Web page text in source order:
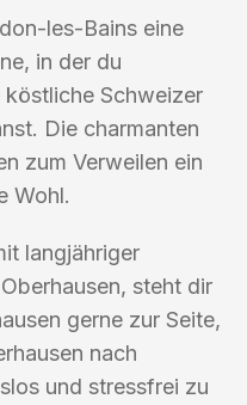
les-Bains eine
in der du
Schweizer
Die charmanten
zum Verweilen ein
Wohl.
langjähriger
steht dir
gerne zur Seite,
nach
und stressfrei zu